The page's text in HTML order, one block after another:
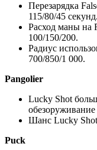
Перезарядка
115/80/45 секунд.
Расход маны на
100/150/200.
Радиус
700/850/1 000.
Pangolier
Lucky Shot
Шанс Lucky
Puck